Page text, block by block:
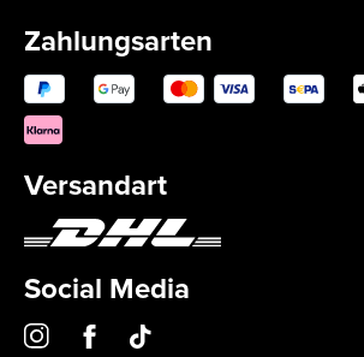
Zahlungsarten
Versandart
Social Media